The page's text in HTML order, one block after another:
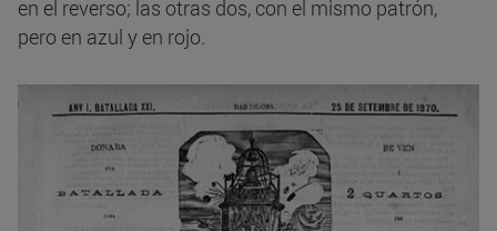
en el reverso; las otras dos, con el mismo patrón,
pero en azul y en rojo.